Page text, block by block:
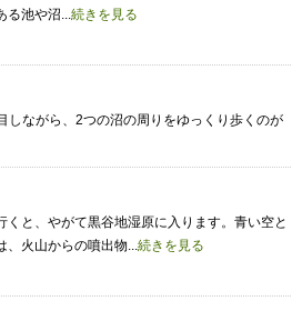
る池や沼...続きを見る
しながら、2つの沼の周りをゆっくり歩くのが
と、やがて黒谷地湿原に入ります。青い空と
、火山からの噴出物...続きを見る